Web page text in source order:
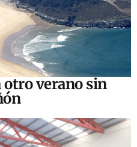
otro verano sin